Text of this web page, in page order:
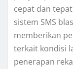
cepat dan
sistem SMS
memberikan
terkait kondisi
penerapan